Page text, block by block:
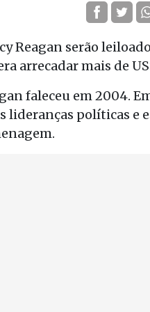
Reagan serão
arrecadar mais de
faleceu em 2004.
lideranças políticas e